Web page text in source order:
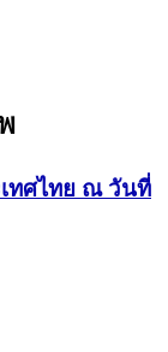
ทศไทย ณ วันที่